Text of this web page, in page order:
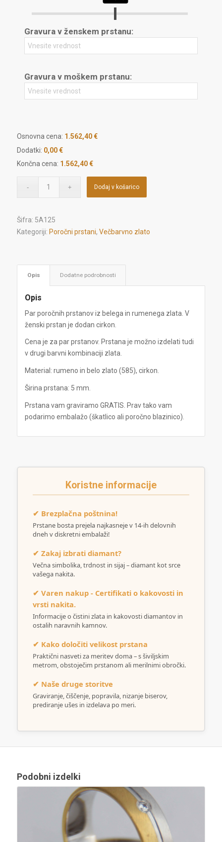
Gravura v ženskem prstanu:
Gravura v moškem prstanu:
Osnovna cena: 1.562,40€
Dodatki: 0,00 €
Končna cena: 1.562,40 €
Dodaj v košarico
Šifra: 5A125
Kategoriji: Poročni prstani, Večbarvno zlato
Opis Dodatne podrobnosti
Opis
Par poročnih prstanov iz belega in rumenega zlata. V
ženski prstan je dodan cirkon.
Cena je za par prstanov. Prstana je možno izdelati tudi
v drugi barvni kombinaciji zlata.
Material: rumeno in belo zlato (585), cirkon.
Širina prstana: 5 mm.
Prstana vam graviramo GRATIS. Prav tako vam
podarimo embalažo (škatlico ali poročno blazinico).
Koristne informacije
✔ Brezplačna poštnina!
Prstane bosta prejela najkasneje v 14-ih delovnih
dneh v diskretni embalaži!
✔ Zakaj izbrati diamant?
Večna simbolika, trdnost in sijaj – diamant kot srce
vašega nakita.
✔ Varen nakup - Certifikati o kakovosti in
vrsti nakita.
Informacije o čistini zlata in kakovosti diamantov in
ostalih naravnih kamnov.
✔ Kako določiti velikost prstana
Praktični nasveti za meritev doma – s šiviljskim
metrom, obstoječim prstanom ali merilnimi obročki.
✔ Naše druge storitve
Graviranje, čiščenje, popravila, nizanje biserov,
prediranje ušes in izdelava po meri.
Podobni izdelki